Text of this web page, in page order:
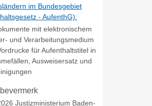
im Bundesgebiet
- AufenthG):
mit elektronischem
und Verarbeitungsmedium
für Aufenthaltstitel in
Ausweisersatz und
Justizministerium Baden-